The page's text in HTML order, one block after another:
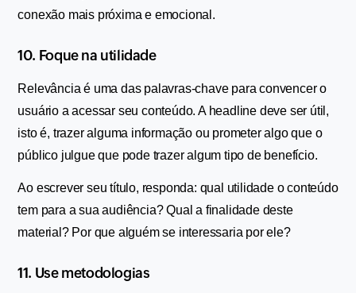
conexão mais próxima e emocional.
10. Foque na utilidade
Relevância é uma das palavras-chave para convencer o
usuário a acessar seu conteúdo. A headline deve ser útil,
isto é, trazer alguma informação ou prometer algo que o
público julgue que pode trazer algum tipo de benefício.
Ao escrever seu título, responda: qual utilidade o conteúdo
tem para a sua audiência? Qual a finalidade deste
material? Por que alguém se interessaria por ele?
11. Use metodologias